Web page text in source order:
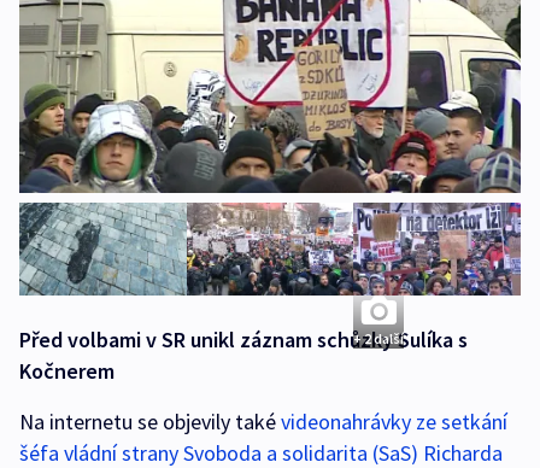
+ 2 další
Před volbami v SR unikl záznam schůzky Sulíka s
Kočnerem
Na internetu se objevily takévideonahrávky ze setkání
šéfa vládní strany Svoboda a solidarita (SaS) Richarda